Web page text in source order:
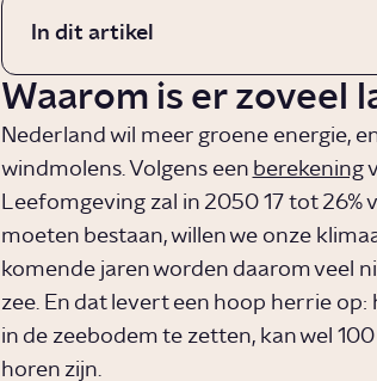
In dit artikel
Waarom is er zoveel
Nederland wil meer groene energie,
windmolens. Volgens een berekening
Leefomgeving zal in 2050 17 tot 26%
moeten bestaan, willen we onze
komende jaren worden daarom veel
zee. En dat levert een hoop herrie
in de zeebodem te zetten, kan wel
horen zijn.